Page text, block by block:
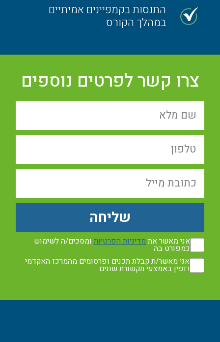
התנסות בקמפיינים אמיתיים
במהלך הקורס
צרו קשר לפרטים נוספים
אני מאשר אתמדיניות הפרטיותומסכים/ה לשימוש
כמפורט בה
אני מאשר/ת קבלת תכנים ופרסומים מהמרכז האקדמי
רופין באמצעי תקשורת שונים
שליחה